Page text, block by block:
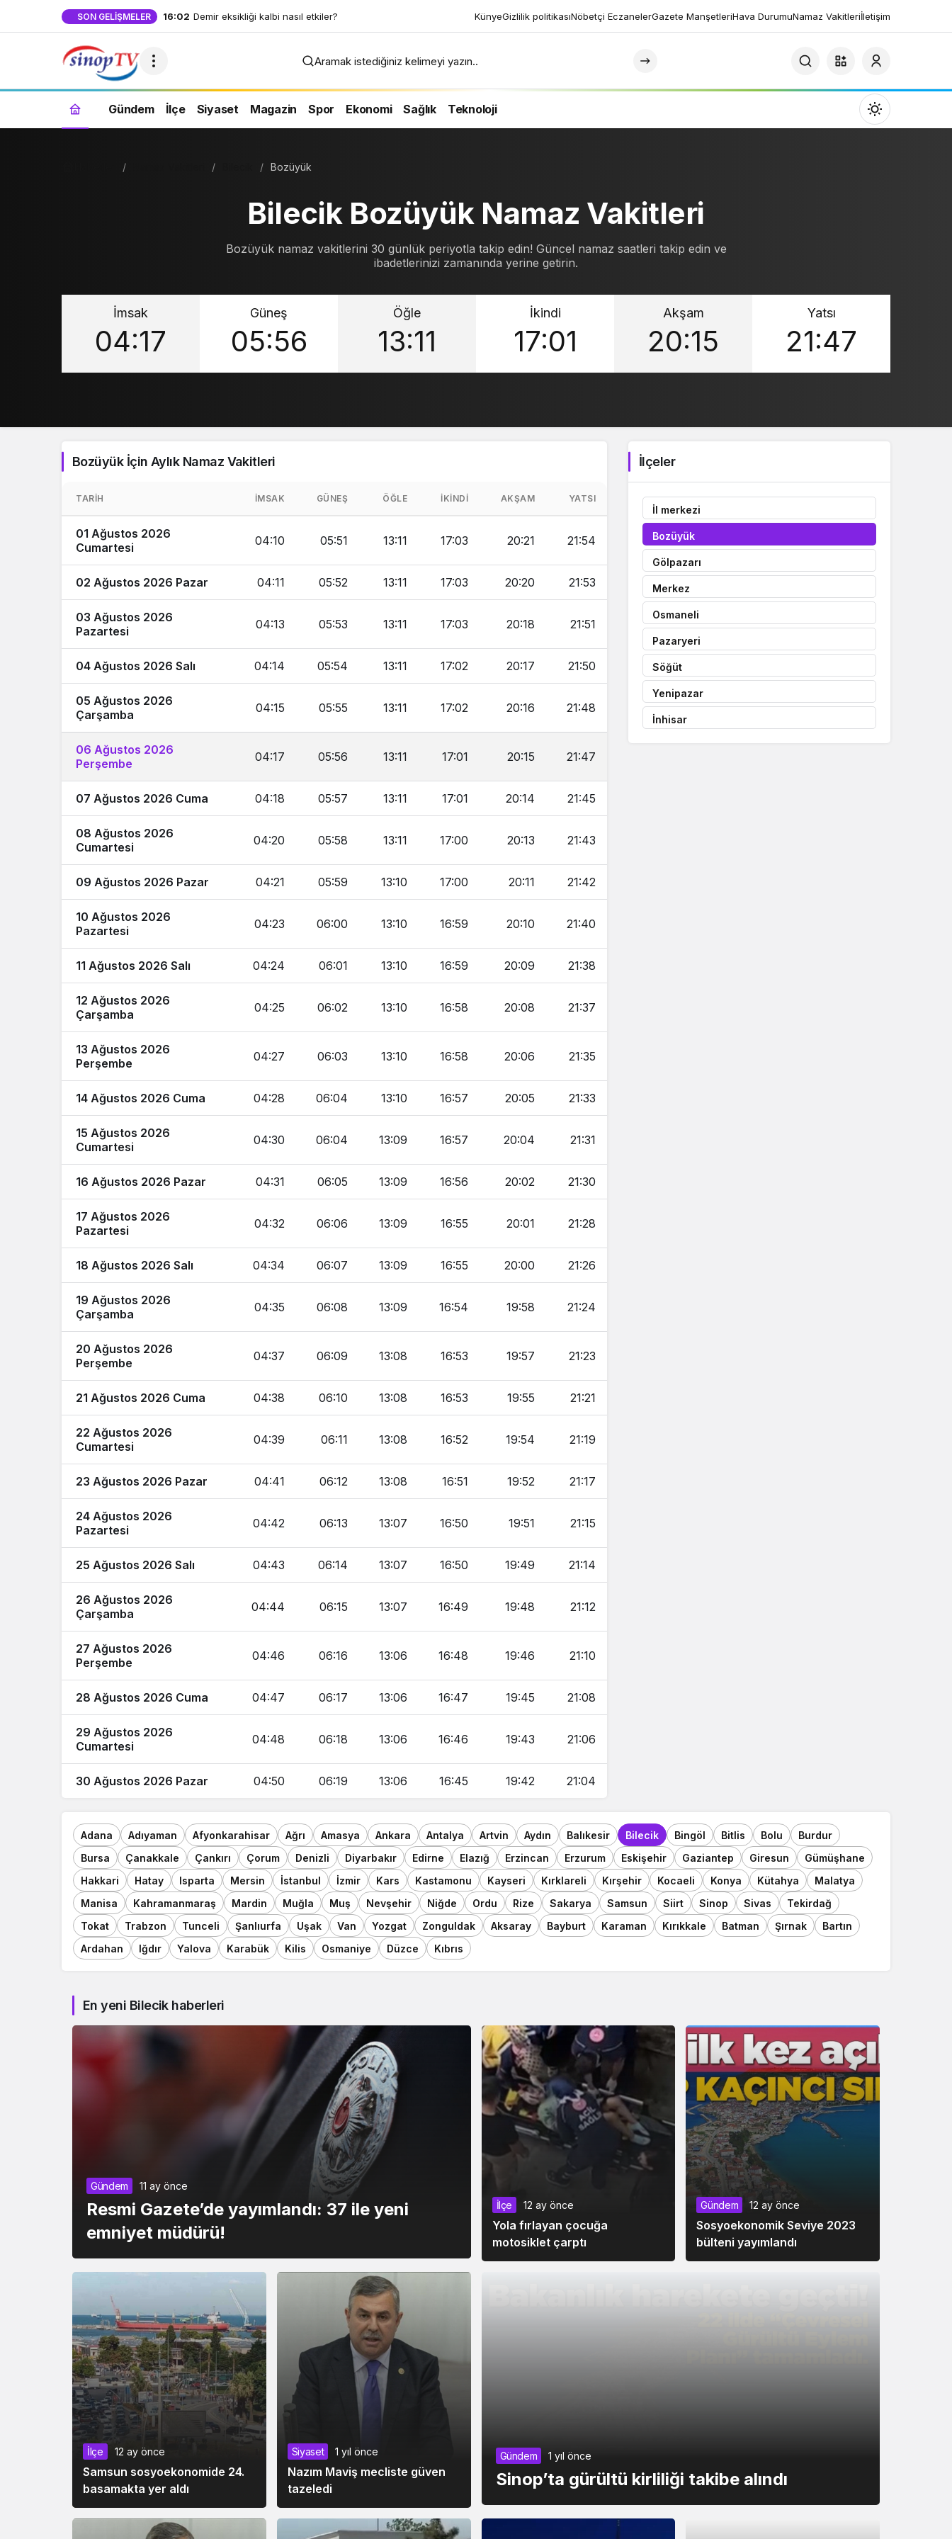
SON GELIŞMELER 16:02 Gece uyanmalarına son: Askeri uyku tekniği ile 2 KünyeGizlilik politikasıNöbetçi EczanelerGazete ManşetleriHava DurumuNamaz Vakitleriİletişim
Aramak istediğiniz kelimeyi yazın..
Gündem İlçe Siyaset Magazin Spor Ekonomi Sağlık Teknoloji
Mod
değiştir
Sistem Modu
Sistem modunu seçin.
Bozüyük
Bilecik Bozüyük Namaz Vakitleri
Bozüyük namaz vakitlerini 30 günlük periyotla takip edin! Güncel namaz saatleri takip edin ve
ibadetlerinizi zamanında yerine getirin.
İmsak
04:17
Güneş
05:56
Öğle
13:11
İkindi
17:01
Akşam
20:15
Yatsı
21:47
Bozüyük İçin Aylık Namaz Vakitleri
TARIH İMSAK GÜNEŞ ÖĞLE İKINDI AKŞAM YATSI
01 Ağustos 2026
Cumartesi
04:10 05:51 13:11 17:03 20:21 21:54
02 Ağustos 2026 Pazar 04:11 05:52 13:11 17:03 20:20 21:53
03 Ağustos 2026
Pazartesi
04:13 05:53 13:11 17:03 20:18 21:51
04 Ağustos 2026 Salı 04:14 05:54 13:11 17:02 20:17 21:50
05 Ağustos 2026
Çarşamba
04:15 05:55 13:11 17:02 20:16 21:48
06 Ağustos 2026
Perşembe
04:17 05:56 13:11 17:01 20:15 21:47
07 Ağustos 2026 Cuma 04:18 05:57 13:11 17:01 20:14 21:45
08 Ağustos 2026
Cumartesi
04:20 05:58 13:11 17:00 20:13 21:43
09 Ağustos 2026 Pazar 04:21 05:59 13:10 17:00 20:11 21:42
10 Ağustos 2026
Pazartesi
04:23 06:00 13:10 16:59 20:10 21:40
11 Ağustos 2026 Salı 04:24 06:01 13:10 16:59 20:09 21:38
12 Ağustos 2026
Çarşamba
04:25 06:02 13:10 16:58 20:08 21:37
13 Ağustos 2026
Perşembe
04:27 06:03 13:10 16:58 20:06 21:35
14 Ağustos 2026 Cuma 04:28 06:04 13:10 16:57 20:05 21:33
15 Ağustos 2026
Cumartesi
04:30 06:04 13:09 16:57 20:04 21:31
16 Ağustos 2026 Pazar 04:31 06:05 13:09 16:56 20:02 21:30
17 Ağustos 2026
Pazartesi
04:32 06:06 13:09 16:55 20:01 21:28
18 Ağustos 2026 Salı 04:34 06:07 13:09 16:55 20:00 21:26
19 Ağustos 2026
Çarşamba
04:35 06:08 13:09 16:54 19:58 21:24
20 Ağustos 2026
Perşembe
04:37 06:09 13:08 16:53 19:57 21:23
21 Ağustos 2026 Cuma 04:38 06:10 13:08 16:53 19:55 21:21
22 Ağustos 2026
Cumartesi
04:39 06:11 13:08 16:52 19:54 21:19
23 Ağustos 2026 Pazar 04:41 06:12 13:08 16:51 19:52 21:17
24 Ağustos 2026
Pazartesi
04:42 06:13 13:07 16:50 19:51 21:15
25 Ağustos 2026 Salı 04:43 06:14 13:07 16:50 19:49 21:14
26 Ağustos 2026
Çarşamba
04:44 06:15 13:07 16:49 19:48 21:12
27 Ağustos 2026
Perşembe
04:46 06:16 13:06 16:48 19:46 21:10
28 Ağustos 2026 Cuma 04:47 06:17 13:06 16:47 19:45 21:08
29 Ağustos 2026
Cumartesi
04:48 06:18 13:06 16:46 19:43 21:06
30 Ağustos 2026 Pazar 04:50 06:19 13:06 16:45 19:42 21:04
İlçeler
İl merkezi
Bozüyük
Gölpazarı
Merkez
Osmaneli
Pazaryeri
Söğüt
Yenipazar
İnhisar
Adana Adıyaman Afyonkarahisar Ağrı Amasya Ankara Antalya Artvin Aydın Balıkesir Bilecik Bingöl Bitlis Bolu
Burdur
Bursa
Çanakkale Çankırı Çorum Denizli Diyarbakır Edirne Elazığ Erzincan Erzurum Eskişehir Gaziantep Giresun
Gümüşhane
Hakkari
Hatay Isparta Mersin İstanbul İzmir Kars Kastamonu Kayseri Kırklareli Kırşehir Kocaeli Konya Kütahya
Malatya
Manisa
Kahramanmaraş Mardin Muğla Muş Nevşehir Niğde Ordu Rize Sakarya Samsun Siirt Sinop Sivas
Tekirdağ
Tokat
Trabzon Tunceli Şanlıurfa Uşak Van Yozgat Zonguldak Aksaray Bayburt Karaman Kırıkkale Batman Şırnak
Bartın
Ardahan
Iğdır Yalova Karabük Kilis Osmaniye Düzce Kıbrıs
En yeni Bilecik haberleri
Gündem 11 ay önce
Resmi Gazete’de yayımlandı: 37 ile yeni
emniyet müdürü!
İlçe 12 ay önce
Yola fırlayan çocuğa
motosiklet çarptı
Gündem 12 ay önce
Sosyoekonomik Seviye 2023
bülteni yayımlandı
İlçe 12 ay önce
Samsun sosyoekonomide 24.
basamakta yer aldı
Siyaset 1 yıl önce
Nazım Maviş mecliste güven
tazeledi
Gündem 1 yıl önce
Sinop’ta gürültü kirliliği takibe alındı